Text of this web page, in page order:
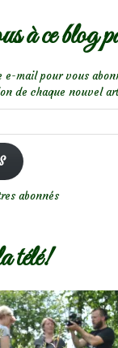
à ce blog
e-mail pour vous
de chaque nouvel
abonnés
télé!